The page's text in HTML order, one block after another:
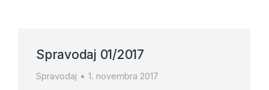
Spravodaj 01/2017
Spravodaj
1. novembra 2017